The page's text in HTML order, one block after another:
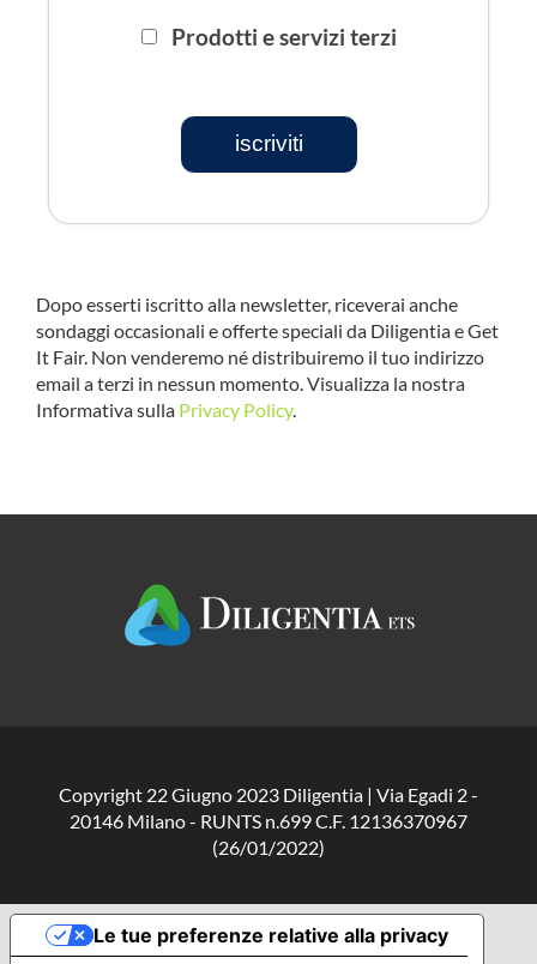
Prodotti e servizi terzi
iscriviti
Dopo esserti iscritto alla newsletter, riceverai anche
sondaggi occasionali e offerte speciali da Diligentia e Get
It Fair. Non venderemo né distribuiremo il tuo indirizzo
email a terzi in nessun momento. Visualizza la nostra
Informativa sulla Privacy Policy.
Copyright 22 Giugno 2023 Diligentia | Via Egadi 2 -
20146 Milano - RUNTS n.699 C.F. 12136370967
(26/01/2022)
Le tue preferenze relative alla privacy